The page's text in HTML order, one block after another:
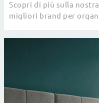
Scopri di più sulla
migliori brand per